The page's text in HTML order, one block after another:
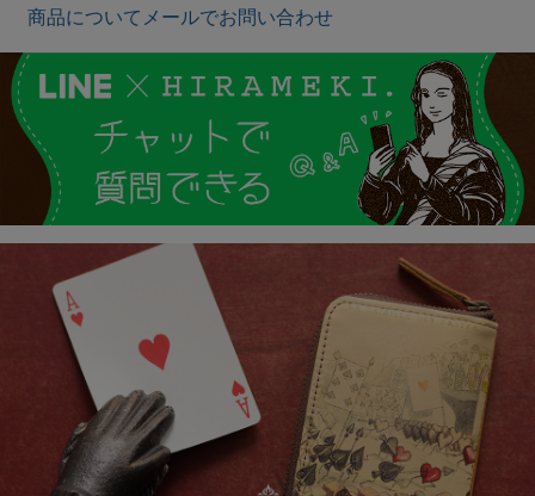
商品についてメールでお問い合わせ